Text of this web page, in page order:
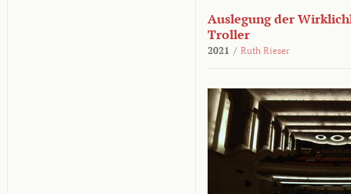
Auslegung der
Troller
2021 / Ruth Rieser